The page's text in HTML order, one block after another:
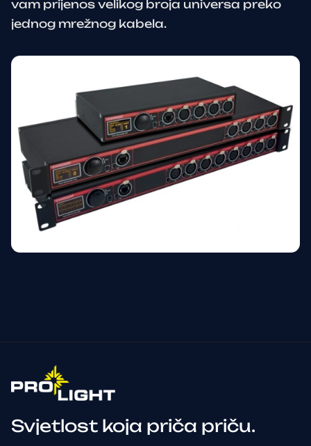
vam prijenos velikog broja universa preko
jednog mrežnog kabela.
Svjetlost koja priča priču.